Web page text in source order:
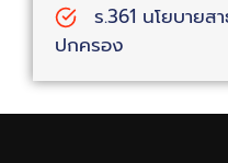
ร.361 นโยบายส
ปกครอง